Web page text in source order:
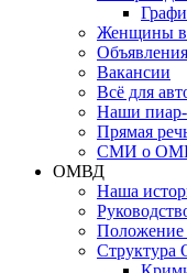
Женщины в
Объявления
Вакансии
Всё для
Наши
Прямая
СМИ о
ОМВД
Наша
Положение